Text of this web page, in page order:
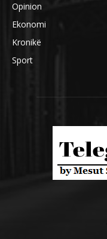
Opinion
Ekonomi
Kronikë
Sport